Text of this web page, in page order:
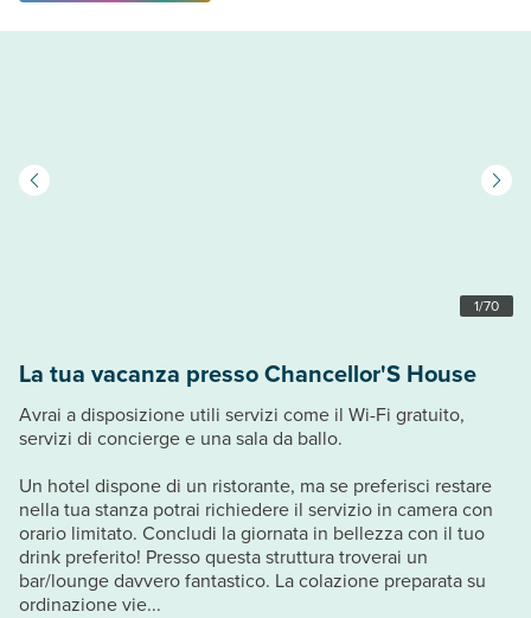
1/70
La tua vacanza presso Chancellor'S House
Avrai a disposizione utili servizi come il Wi-Fi gratuito,
servizi di concierge e una sala da ballo.
Un hotel dispone di un ristorante, ma se preferisci restare
nella tua stanza potrai richiedere il servizio in camera con
orario limitato. Concludi la giornata in bellezza con il tuo
drink preferito! Presso questa struttura troverai un
bar/lounge davvero fantastico. La colazione preparata su
ordinazione vie...